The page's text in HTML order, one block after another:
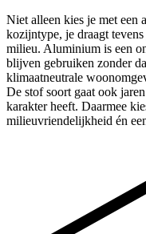
Niet alleen kies je met een
kozijntype, je draagt
milieu. Aluminium is een
blijven gebruiken zonder
klimaatneutrale
De stof soort gaat ook
karakter heeft. Daarmee
milieuvriendelijkheid én